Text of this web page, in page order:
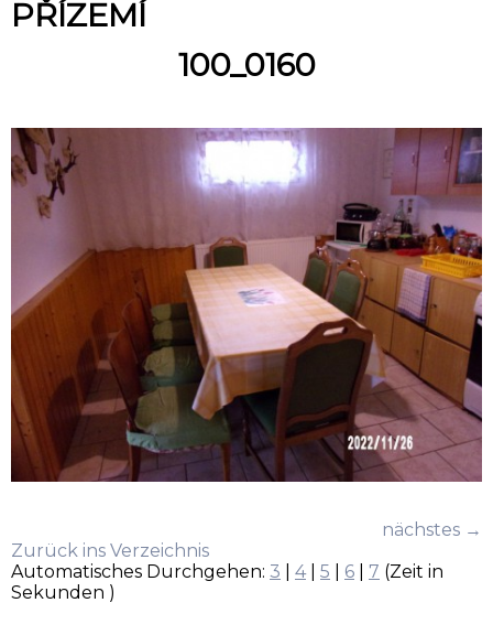
PŘÍZEMÍ
100_0160
nächstes →
Zurück ins Verzeichnis
Automatisches Durchgehen: 3 4| 5 6 7 (Zeit in
Sekunden )